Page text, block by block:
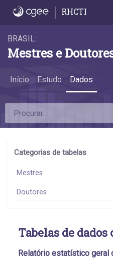
Dados RHCTI
BRASIL:
Mestres e
Início Estudo Dados
Categorias de tabelas
Mestres
Doutores
Tabelas de
Relatório estatístico